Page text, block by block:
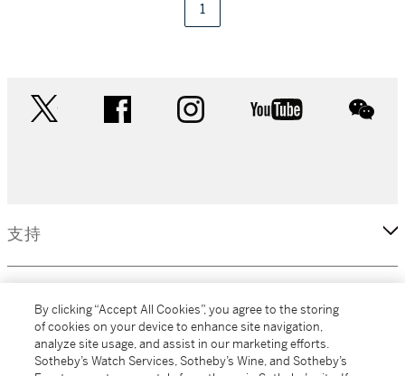
1
facebook instagram youtube
支持
更多
By clicking “Accept All Cookies”, you agree to the storing
of cookies on your device to enhance site navigation,
analyze site usage, and assist in our marketing efforts.
Sotheby’s Watch Services, Sotheby’s Wine, and Sotheby’s